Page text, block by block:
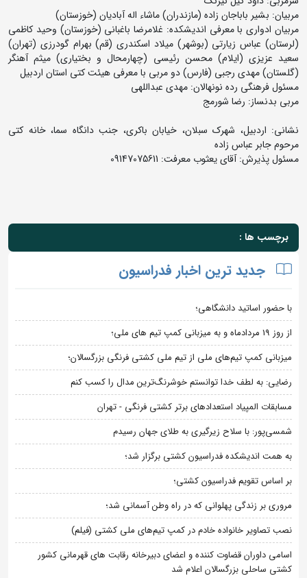
مربیان: بشیر باباجان زاده (مازندران) ماشاء اله آبادیان (خوزستان)
مربیان ادواری با معرفی اندیشکده: غلامرضا باغبانی (خوزستان) وحید کاظمی
(لرستان) عباس زیارتی (بوشهر) میلاد اسکندری (قم) بهرام گودرزی (تهران)
سعید عزیزی (ایلام) محسن رئیسی (چهارمحال و بختیاری) میثم آهنگر
(گلستان) مهدی رجبی (فارس) دو مربی با معرفی هیئت کتی استان اردبیل
مسئول فرهنگی رده نونهالان: مهدی عبداللهی
مربی بدنساز: رضا شورمج
نشانی: اردبیل، شهرک سبلان، خیابان باکری، جنب دانگاه سما، خانه کتی
مرحوم جابر عباس زاده
مسئول پذیرش: آقای یعثوب معرفت: 09147075611
برچسب ها :
جدید ترین اخبار فدراسیون
با حضور اساتید دانشگاهی؛
از روز 19 مردادماه و به میزبانی کمپ تیم های ملی؛
میزبانی کمپ تیم‌های ملی از تیم ملی کشتی فرنگی بزرگسالان؛
رضایی: به لطف خدا توانستم خوشرنگ‌ترین مدال را کسب کنم
مسابقات المپیاد استعدادهای برتر کشتی فرنگی - تهران
شمسی‌پور: با سلاح زیرگیری به طلای جهان رسیدم
به همت اندیشکده فدراسیون کشتی برگزار شد؛
بر اساس تقویم فدراسیون کشتی؛
مروری بر زندگی پهلوانی که در راه وطن آسمانی شد؛
نصب تصاویر خانواده خادم در کمپ تیم‌های ملی کشتی (فیلم)
اسامی داوران قضاوت کننده و اعضای دبیرخانه رقابت های قهرمانی کشور
کشتی ساحلی بزرگسالان اعلام شد